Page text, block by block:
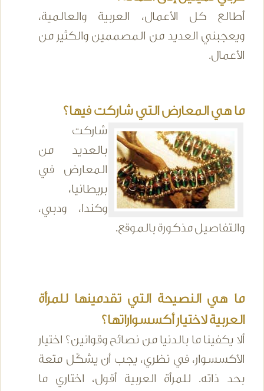
أطالع كل الأعمال، العربية والعالمية،
ويعجبني العديد من المصممين والكثير من
الأعمال.
ما هي المعارض التي شاركت فيها؟
شاركت
بالعديد من
المعارض في
بريطانيا،
وكندا، ودبي،
والتفاصيل مذكورة بالموقع.
ما هي النصيحة التي تقدمينها للمرأة
العربية لاختيار أكسسواراتها؟
ألا يكفينا ما بالدنيا من نصائح وقوانين؟ اختيار
الأكسسوار، في نظري، يجب أن يشكّل متعة
بحد ذاته. للمرأة العربية أقول، اختاري ما